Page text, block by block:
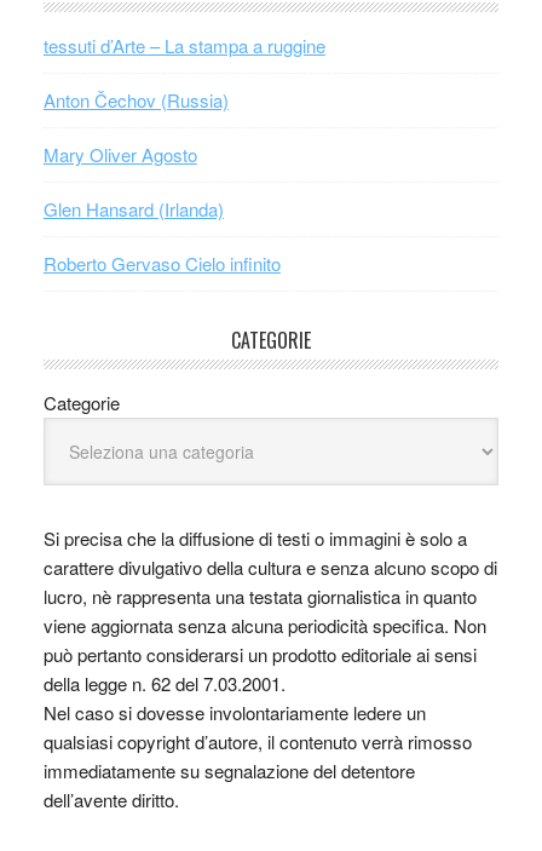
tessuti d’Arte – La stampa a ruggine
Anton Čechov (Russia)
Mary Oliver Agosto
Glen Hansard (Irlanda)
Roberto Gervaso Cielo infinito
CATEGORIE
Categorie
Si precisa che la diffusione di testi o immagini è solo a
carattere divulgativo della cultura e senza alcuno scopo di
lucro, nè rappresenta una testata giornalistica in quanto
viene aggiornata senza alcuna periodicità specifica. Non
può pertanto considerarsi un prodotto editoriale ai sensi
della legge n. 62 del 7.03.2001.
Nel caso si dovesse involontariamente ledere un
qualsiasi copyright d’autore, il contenuto verrà rimosso
immediatamente su segnalazione del detentore
dell’avente diritto.